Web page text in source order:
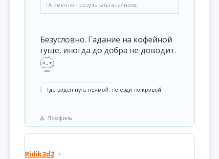
! А именно - результаты анализов.
Безусловно. Гадание на кофейной
гуще, иногда до добра не доводит.
Где виден путь прямой, не езди по кривой.
Профиль
Ridik2d2